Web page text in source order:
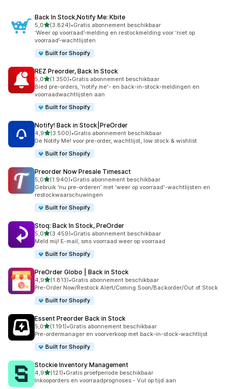
Back In Stock,Notify Me: Kbite
5,0van 5 sterren
(3.824)
3824 recensies in totaal
•Gratis abonnement beschikbaar
‘Weer op voorraad’-melding en restockmelding voor ‘niet op
voorraad’-wachtlijsten
Built for Shopify
REZ Preorder, Back In Stock
5,0van 5 sterren
(1.350)
1350 recensies in totaal
•Gratis abonnement beschikbaar
Bied pre-orders, 'notify me'- en back-in-stock-meldingen en
voorraadwachtlijsten aan
Built for Shopify
Notify! Back in Stock|PreOrder
4,9van 5 sterren
(3.500)
3500 recensies in totaal
•Gratis abonnement beschikbaar
De Notify Me! voor pre-order, wachtlijst, low stock & wishlist
Built for Shopify
Preorder Now Presale Timesact
5,0van 5 sterren
(1.940)
1940 recensies in totaal
•Gratis abonnement beschikbaar
Gebruik 'nu pre-orderen' met 'weer op voorraad'-wachtlijsten en
restockwaarschuwingen
Built for Shopify
Stoq: Back In Stock, PreOrder
5,0van 5 sterren
(3.459)
3459 recensies in totaal
•Gratis abonnement beschikbaar
Meld mij! E-mail, sms voorraad weer op voorraad
Built for Shopify
PreOrder Globo | Back in Stock
4,9van 5 sterren
(1.813)
1813 recensies in totaal
•Gratis abonnement beschikbaar
Pre-Order Now/Restock Alert/Coming Soon/Backorder/Out of Stock
Built for Shopify
Essent Preorder Back in Stock
5,0van 5 sterren
(1.191)
1191 recensies in totaal
•Gratis abonnement beschikbaar
Pre-ordermanager en voorverkoop met back-in-stock-wachtlijst
Built for Shopify
Stockie Inventory Management
4,9van 5 sterren
(121)
121 recensies in totaal
•Gratis proefperiode beschikbaar
Inkooporders en voorraadprognoses - Vul op tijd aan